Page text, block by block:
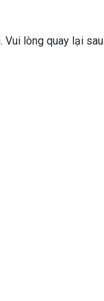
Vui lòng quay lại sau